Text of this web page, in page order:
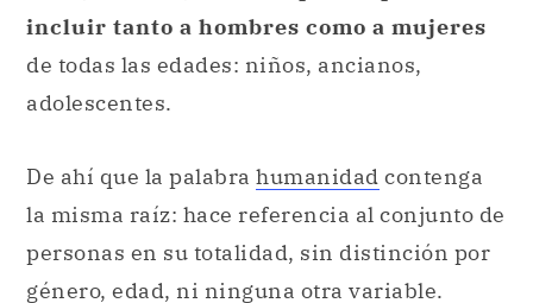
incluir tanto a hombres como a mujeres
de todas las edades: niños, ancianos,
adolescentes.
De ahí que la palabra humanidad contenga
la misma raíz: hace referencia al conjunto de
personas en su totalidad, sin distinción por
género, edad, ni ninguna otra variable.